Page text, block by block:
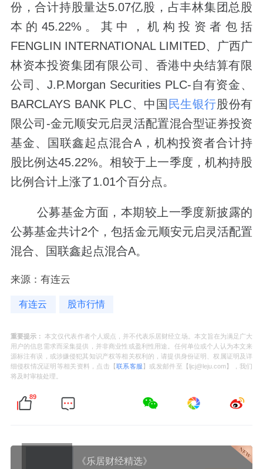
份，合计持股量达5.07亿股，占丰林集团总股
本的45.22%。其中，机构投资者包括
FENGLIN INTERNATIONAL LIMITED、广西广
林资本投资集团有限公司、香港中央结算有限
公司、J.P.Morgan Securities PLC-自有资金、
BARCLAYS BANK PLC、中国 民生银行股份有
限公司-金元顺安元启灵活配置混合型证券投资
基金、国联鑫起点混合A，机构投资者合计持
股比例达45.22%。相较于上一季度，机构持股
比例合计上涨了1.01个百分点。
公募基金方面，本期较上一季度新披露的
公募基金共计2个，包括金元顺安元启灵活配置
混合、国联鑫起点混合A。
来源：有连云
有连云 股市行情
重要提示： 本文仅代表作者个人观点，并不代表乐居财经立场。本文旨在为满足广大
用户的信息需求而采集提供，并非商业性或盈利性用途。任何单位或个人认为本文来
源标注有误，或涉嫌侵犯其知识产权等相关权利的，请提供身份证明、权属证明及详
细侵权情况证明等相关资料，点击【联系客服 】或发邮件至【ljcj@leju.com】，我们
将及时审核处理。
89
《乐居财经精选》